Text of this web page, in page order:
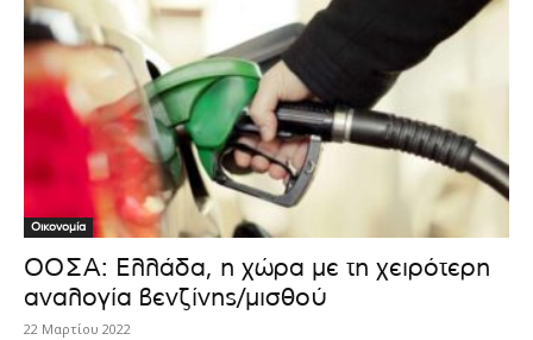
Οικονομία
ΟΟΣΑ: Ελλάδα, η χώρα με τη χειρότερη
αναλογία βενζίνης/μισθού
22 Μαρτίου 2022